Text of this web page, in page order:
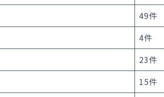
49件
4件
23件
15件